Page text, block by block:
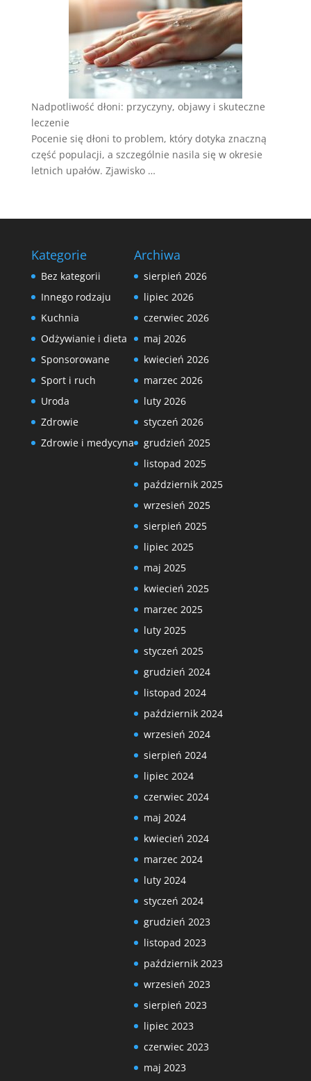
Nadpotliwość dłoni: przyczyny, objawy i skuteczne
leczenie
Pocenie się dłoni to problem, który dotyka znaczną
część populacji, a szczególnie nasila się w okresie
letnich upałów. Zjawisko …
Kategorie
Bez kategorii
Innego rodzaju
Kuchnia
Odżywianie i dieta
Sponsorowane
Sport i ruch
Uroda
Zdrowie
Zdrowie i medycyna
Archiwa
sierpień 2026
lipiec 2026
czerwiec 2026
maj 2026
kwiecień 2026
marzec 2026
luty 2026
styczeń 2026
grudzień 2025
listopad 2025
październik 2025
wrzesień 2025
sierpień 2025
lipiec 2025
maj 2025
kwiecień 2025
marzec 2025
luty 2025
styczeń 2025
grudzień 2024
listopad 2024
październik 2024
wrzesień 2024
sierpień 2024
lipiec 2024
czerwiec 2024
maj 2024
kwiecień 2024
marzec 2024
luty 2024
styczeń 2024
grudzień 2023
listopad 2023
październik 2023
wrzesień 2023
sierpień 2023
lipiec 2023
czerwiec 2023
maj 2023